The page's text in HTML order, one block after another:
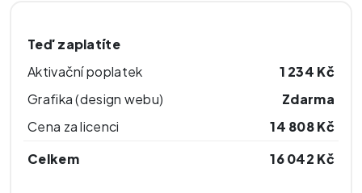
Teď zaplatíte
Aktivační poplatek
1 234 Kč
Grafika (design webu)
Zdarma
Cena za licenci
14 808Kč
Celkem
16 042 Kč